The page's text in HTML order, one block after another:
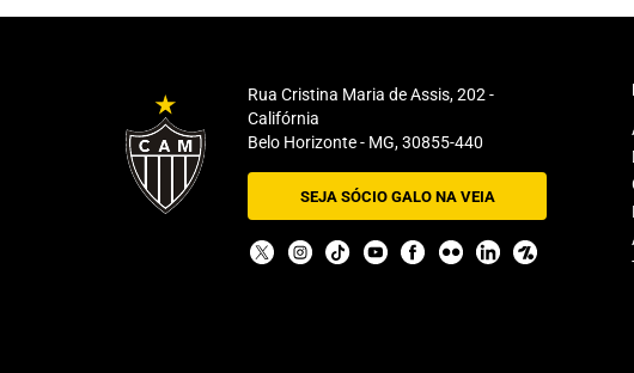
Rua Cristina Maria de Assis, 202 -
Califórnia
Belo Horizonte - MG, 30855-440
SEJA SÓCIO GALO NA VEIA